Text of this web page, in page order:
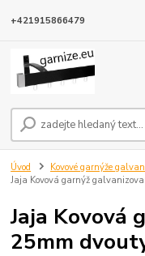
+421915866479
Úvod Kovové garnýže
Jaja Kovová garnýž
Jaja Kovová
25mm